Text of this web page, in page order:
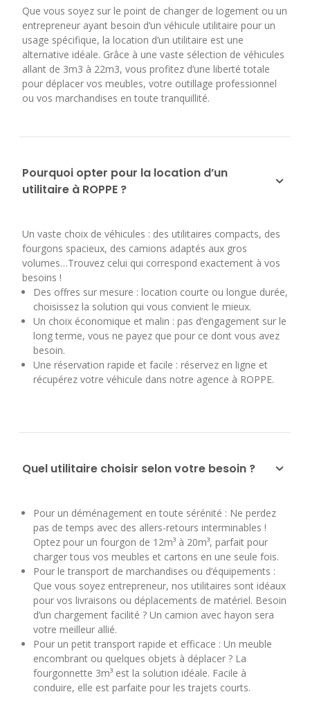
lu ma me je
ve
1
2 3
7 8 9 10
14 15 16
Que vous soyez sur le point de changer de logement ou un
entrepreneur ayant besoin d’un véhicule utilitaire pour un
usage spécifique, la location d’un utilitaire est une
alternative idéale. Grâce à une vaste sélection de véhicules
allant de 3m3 à 22m3, vous profitez d’une liberté totale
pour déplacer vos meubles, votre outillage professionnel
ou vos marchandises en toute tranquillité.
Pourquoi opter pour la location d’un
utilitaire à ROPPE ?
Un vaste choix de véhicules : des utilitaires compacts, des
fourgons spacieux, des camions adaptés aux gros
volumes…Trouvez celui qui correspond exactement à vos
besoins !
Des offres sur mesure : location courte ou longue durée,
choisissez la solution qui vous convient le mieux.
Un choix économique et malin : pas d’engagement sur le
long terme, vous ne payez que pour ce dont vous avez
besoin.
Une réservation rapide et facile : réservez en ligne et
récupérez votre véhicule dans notre agence à ROPPE.
Quel utilitaire choisir selon votre besoin ?
Pour un déménagement en toute sérénité : Ne perdez
pas de temps avec des allers-retours interminables !
Optez pour un fourgon de 12m³ à 20m³, parfait pour
charger tous vos meubles et cartons en une seule fois.
Pour le transport de marchandises ou d’équipements :
Que vous soyez entrepreneur, nos utilitaires sont idéaux
pour vos livraisons ou déplacements de matériel. Besoin
d’un chargement facilité ? Un camion avec hayon sera
votre meilleur allié.
Pour un petit transport rapide et efficace : Un meuble
encombrant ou quelques objets à déplacer ? La
fourgonnette 3m³ est la solution idéale. Facile à
conduire, elle est parfaite pour les trajets courts.